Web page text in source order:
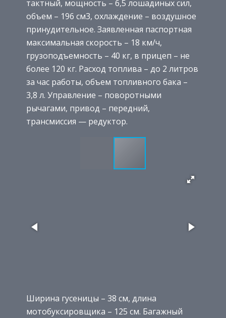
тактный, мощность – 6,5 лошадиных сил,
объем – 196 см3, охлаждение – воздушное
принудительное. Заявленная паспортная
максимальная скорость – 18 км/ч,
грузоподъемность – 40 кг, в прицеп – не
более 120 кг. Расход топлива – до 2 литров
за час работы, объем топливного бака –
3,8 л. Управление – поворотными
рычагами, привод – передний,
трансмиссия — редуктор.
Ширина гусеницы – 38 см, длина
мотобуксировщика – 125 см. Багажный